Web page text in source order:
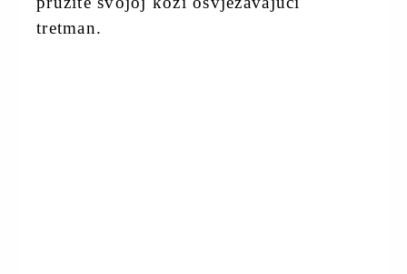
tretman.